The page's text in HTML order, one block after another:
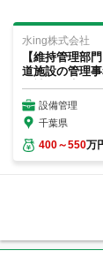
水ing株式会社
【維持管理部
道施設の管理
候補（下水処
千...設備管理
千葉県
400～550万